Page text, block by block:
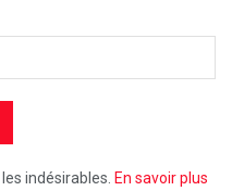
indésirables. En savoir plus